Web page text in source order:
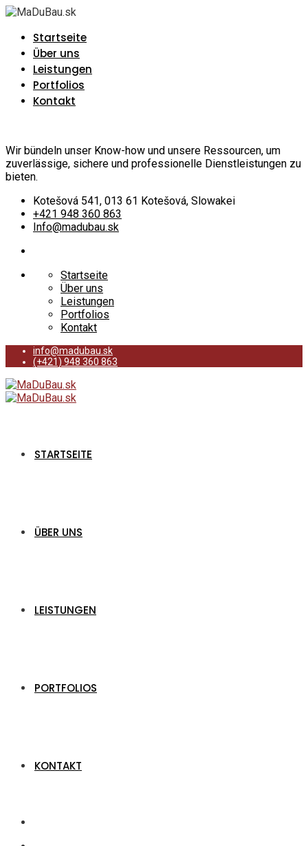
Startseite
Über uns
Leistungen
Portfolios
Kontakt
Wir bündeln unser Know-how und unsere Ressourcen, um
zuverlässige, sichere und professionelle Dienstleistungen zu
bieten.
Kotešová 541, 013 61 Kotešová, Slowakei
+421 948 360 863
Info@madubau.sk
Startseite
Über uns
Leistungen
Portfolios
Kontakt
info@madubau.sk
(+421) 948 360 863
STARTSEITE
ÜBER UNS
LEISTUNGEN
PORTFOLIOS
KONTAKT